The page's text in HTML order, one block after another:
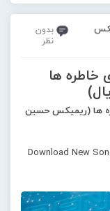
بدون
نظر
خاطره ها
ها (ریمیکس حسین
Download New